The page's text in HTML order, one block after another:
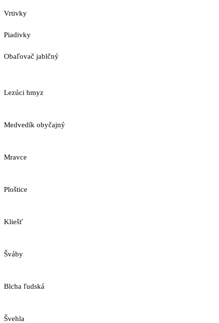
Vrtivky
Piadivky
Obaľovač jablčný
Lezúci hmyz
Medvedík obyčajný
Mravce
Ploštice
Kliešť
Šváby
Blcha ľudská
Švehla